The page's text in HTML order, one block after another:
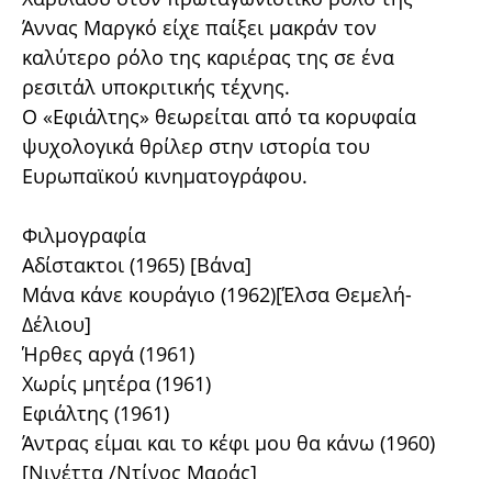
Άννας Μαργκό είχε παίξει μακράν τον
καλύτερο ρόλο της καριέρας της σε ένα
ρεσιτάλ υποκριτικής τέχνης.
Ο «Εφιάλτης» θεωρείται από τα κορυφαία
ψυχολογικά θρίλερ στην ιστορία του
Ευρωπαϊκού κινηματογράφου.
Φιλμογραφία
Αδίστακτοι (1965) [Βάνα]
Μάνα κάνε κουράγιο (1962)[Έλσα Θεμελή-
Δέλιου]
Ήρθες αργά (1961)
Χωρίς μητέρα (1961)
Εφιάλτης (1961)
Άντρας είμαι και το κέφι μου θα κάνω (1960)
[Νινέττα /Ντίνος Μαράς]